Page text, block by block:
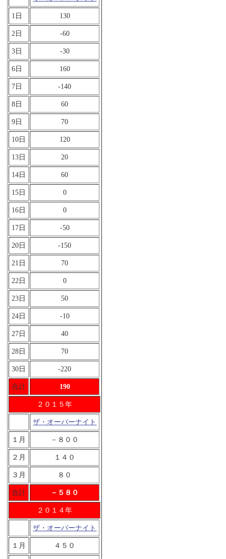
1日 130
2日 -60
3日 -30
6日 160
7日 -140
8日 60
9日 70
10日 120
13日 20
14日 60
15日 0
16日 0
17日 -50
20日 -150
21日 70
22日 0
23日 50
24日 -10
27日 40
28日 70
30日 -220
合計 190
２０１５年
ザ・オーバーナイト
１月 －８００
２月 １４０
３月 ８０
合計 －５８０
２０１４年
ザ・オーバーナイト
１月 ４５０